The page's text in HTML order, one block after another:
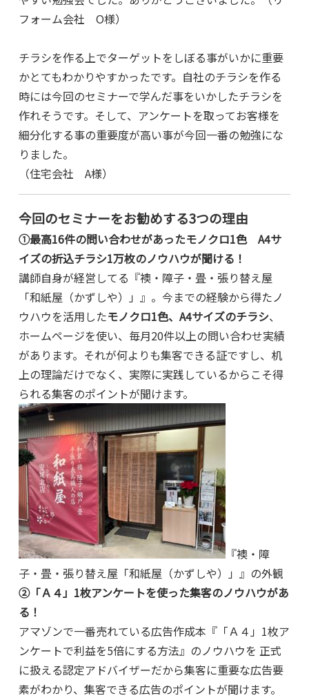
フォーム会社 O様）
チラシを作る上でターゲットをしぼる事がいかに重要
かとてもわかりやすかったです。自社のチラシを作る
時には今回のセミナーで学んだ事をいかしたチラシを
作れそうです。そして、アンケートを取ってお客様を
細分化する事の重要度が高い事が今回一番の勉強にな
りました。
（住宅会社 A様）
今回のセミナーをお勧めする3つの理由
①最高16件の問い合わせがあったモノクロ1色 A4サ
イズの折込チラシ1万枚のノウハウが聞ける！
講師自身が経営してる『襖・障子・畳・張り替え屋
「和紙屋（かずしや）」』。今までの経験から得たノ
ウハウを活用したモノクロ1色、A4サイズのチラシ、
ホームページを使い、毎月20件以上の問い合わせ実績
があります。それが何よりも集客できる証ですし、机
上の理論だけでなく、実際に実践しているからこそ得
られる集客のポイントが聞けます。
『襖・障
子・畳・張り替え屋「和紙屋（かずしや）」』の外観
②「Ａ４」1枚アンケートを使った集客のノウハウがあ
る！
アマゾンで一番売れている広告作成本『「Ａ４」1枚ア
ンケートで利益を5倍にする方法』のノウハウを 正式
に扱える認定アドバイザーだから集客に重要な広告要
素がわかり、集客できる広告のポイントが聞けます。